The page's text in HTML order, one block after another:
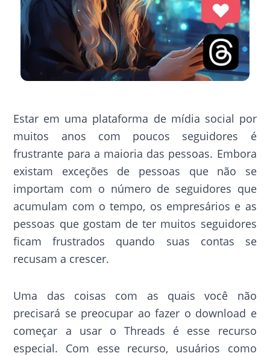
Estar em uma plataforma de mídia social por
muitos anos com poucos seguidores é
frustrante para a maioria das pessoas. Embora
existam exceções de pessoas que não se
importam com o número de seguidores que
acumulam com o tempo, os empresários e as
pessoas que gostam de ter muitos seguidores
ficam frustrados quando suas contas se
recusam a crescer.
Uma das coisas com as quais você não
precisará se preocupar ao fazer o download e
começar a usar o Threads é esse recurso
especial. Com esse recurso, usuários como